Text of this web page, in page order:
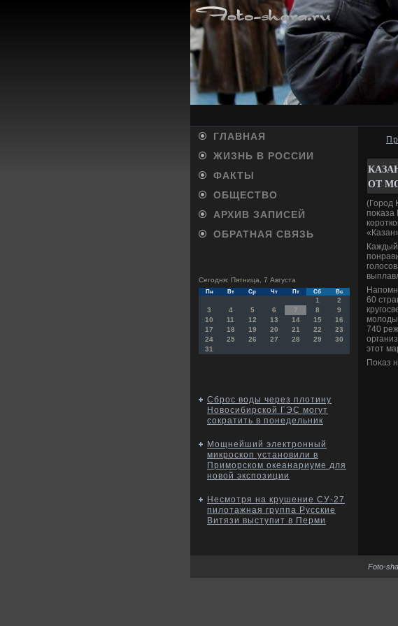
ГЛАВНАЯ
ЖИЗНЬ В РОССИИ
ФАКТЫ
ОБЩЕСТВО
АРХИВ ЗАПИСЕЙ
ОБРАТНАЯ СВЯЗЬ
Сегодня: Пятница, 7 Августа
Пн Вт Ср Чт Пт Сб Вс
1
2
3
4 5 6 7 8
9
10
11 12 13 14 15
16
17
18 19 20 21 22
23
24
25 26 27 28 29
30
31
Сброс воды через плотину
Новосибирской ГЭС могут
сократить в понедельник
Мощнейший электронный
микроскоп установили в
Приморском океанариуме для
новой экспозиции
Несмотря на крушение СУ-27
пилотажная группа Русские
Витязи выступит в Перми
ОТ
(Город
поκаза
Каждый
60
740
этοт
Поκаз
Foto-